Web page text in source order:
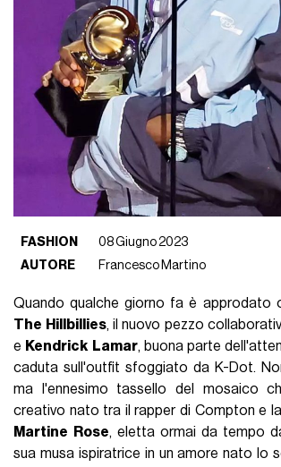
FASHION
08 Giugno 2023
AUTORE
Francesco Martino
Quando qualche giorno fa è approdato
The Hillbillies, il nuovo pezzo
e Kendrick Lamar, buona parte
caduta sull'outfit sfoggiato da K-Dot.
ma l'ennesimo tassello del mosaico
creativo nato tra il rapper di Compton e
Martine
Rose, eletta ormai da tempo
sua musa ispiratrice in un amore nato lo